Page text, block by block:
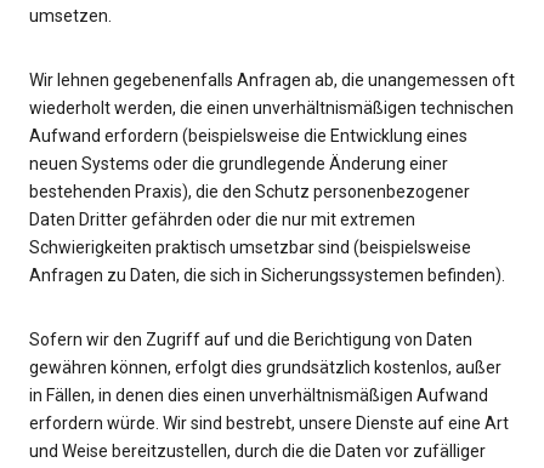
umsetzen.
Wir lehnen gegebenenfalls Anfragen ab, die unangemessen oft
wiederholt werden, die einen unverhältnismäßigen technischen
Aufwand erfordern (beispielsweise die Entwicklung eines
neuen Systems oder die grundlegende Änderung einer
bestehenden Praxis), die den Schutz personenbezogener
Daten Dritter gefährden oder die nur mit extremen
Schwierigkeiten praktisch umsetzbar sind (beispielsweise
Anfragen zu Daten, die sich in Sicherungssystemen befinden).
Sofern wir den Zugriff auf und die Berichtigung von Daten
gewähren können, erfolgt dies grundsätzlich kostenlos, außer
in Fällen, in denen dies einen unverhältnismäßigen Aufwand
erfordern würde. Wir sind bestrebt, unsere Dienste auf eine Art
und Weise bereitzustellen, durch die die Daten vor zufälliger